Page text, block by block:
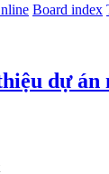
Board index
dự án